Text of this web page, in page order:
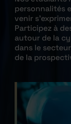
personnalités
venir
Participez à
autour de la
dans le
de la